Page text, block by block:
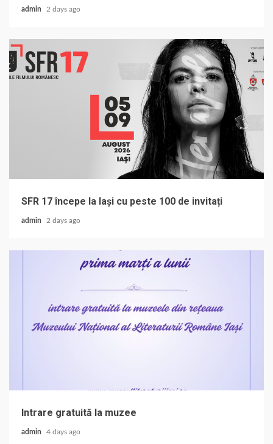
admin 2 days ago
SFR 17 începe la Iași cu peste 100 de invitați
admin 2 days ago
Intrare gratuită la muzee
admin 4 days ago